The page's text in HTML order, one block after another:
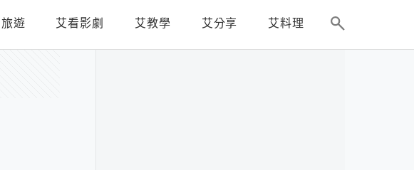
遊 艾看影劇 艾教學 艾分享 艾料理